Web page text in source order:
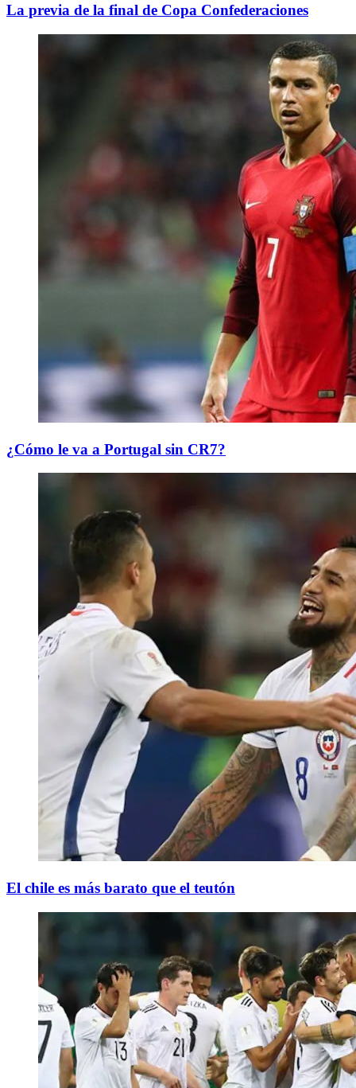
La previa de la final de Copa Confederaciones
¿Cómo le va a Portugal sin CR7?
El chile es más barato que el teutón